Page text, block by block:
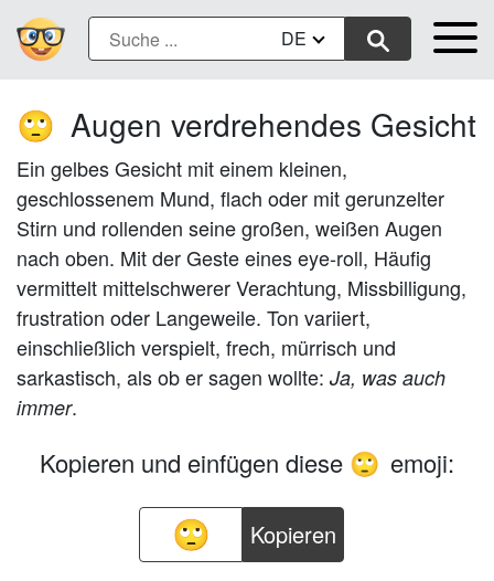
DE
🙄 Augen verdrehendes Gesicht
Ein gelbes Gesicht mit einem kleinen,
geschlossenem Mund, flach oder mit gerunzelter
Stirn und rollenden seine großen, weißen Augen
nach oben. Mit der Geste eines eye-roll, Häufig
vermittelt mittelschwerer Verachtung, Missbilligung,
frustration oder Langeweile. Ton variiert,
einschließlich verspielt, frech, mürrisch und
sarkastisch, als ob er sagen wollte: Ja, was auch
immer.
Kopieren und einfügen diese 🙄 emoji:
Kopieren